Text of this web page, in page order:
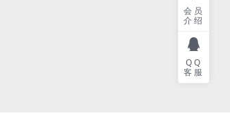
会员
介绍
QQ
客服